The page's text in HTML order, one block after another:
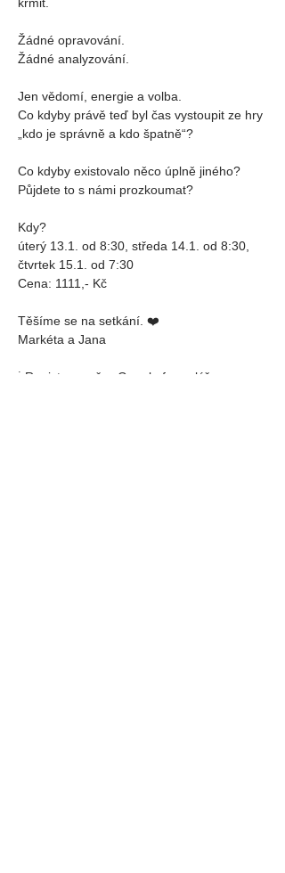
Žádné opravování.
Žádné analyzování.
Jen vědomí, energie a volba.
Co kdyby právě teď byl čas vystoupit ze hry
„kdo je správně a kdo špatně“?
Co kdyby existovalo něco úplně jiného?
Půjdete to s námi prozkoumat?
Kdy?
úterý 13.1. od 8:30, středa 14.1. od 8:30,
čtvrtek 15.1. od 7:30
Cena: 1111,- Kč
Těšíme se na setkání. ❤️
Markéta a Jana
ℹ️ Registrace přes Google formulář: